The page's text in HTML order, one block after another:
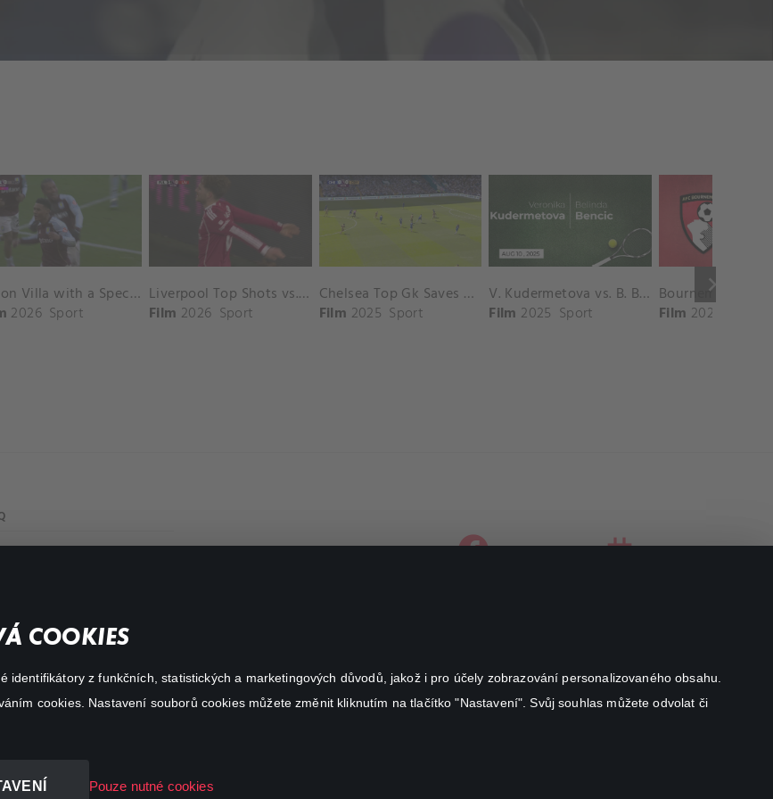
COOKIES
z funkčních, statistických a marketingových důvodů, jakož i pro účely zobrazování personalizovaného obsahu.
cookies. Nastavení souborů cookies můžete změnit kliknutím na tlačítko "Nastavení". Svůj souhlas můžete odvolat či
Pouze nutné cookies
keyboard_arrow_right
Aston Villa with a Spectacular Goal vs. Nottingham Forest
2026 Sport
Liverpool Top Shots vs. Fulham
Film 2026 Sport
Chelsea Top Gk Saves vs. Crystal Palace
Film 2025 Sport
V. Kudermetova vs. B. Bencic Match Highlights - CINCINNATI_Champions Court ( August 10, 2025)
Film 2025 Sport Film 2025
facebookinstagram
Canal+ Luxembourg S. à r.l. se sídlem Rue Albert Borschette 4,